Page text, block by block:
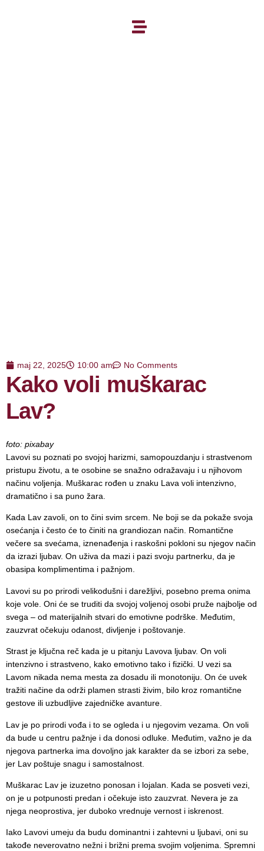
maj 22, 2025 10:00 am No Comments
Kako voli muškarac
Lav?
foto: pixabay
Lavovi su poznati po svojoj harizmi, samopouzdanju i strastvenom
pristupu životu, a te osobine se snažno odražavaju i u njihovom
načinu voljenja. Muškarac rođen u znaku Lava voli intenzivno,
dramatično i sa puno žara.
Kada Lav zavoli, on to čini svim srcem. Ne boji se da pokaže svoja
osećanja i često će to činiti na grandiozan način. Romantične
večere sa svećama, iznenađenja i raskošni pokloni su njegov način
da izrazi ljubav. On uživa da mazi i pazi svoju partnerku, da je
obasipa komplimentima i pažnjom.
Lavovi su po prirodi velikodušni i darežljivi, posebno prema onima
koje vole. Oni će se truditi da svojoj voljenoj osobi pruže najbolje od
svega – od materijalnih stvari do emotivne podrške. Međutim,
zauzvrat očekuju odanost, divljenje i poštovanje.
Strast je ključna reč kada je u pitanju Lavova ljubav. On voli
intenzivno i strastveno, kako emotivno tako i fizički. U vezi sa
Lavom nikada nema mesta za dosadu ili monotoniju. On će uvek
tražiti načine da održi plamen strasti živim, bilo kroz romantične
gestove ili uzbudljive zajedničke avanture.
Lav je po prirodi vođa i to se ogleda i u njegovim vezama. On voli
da bude u centru pažnje i da donosi odluke. Međutim, važno je da
njegova partnerka ima dovoljno jak karakter da se izbori za sebe,
jer Lav poštuje snagu i samostalnost.
Muškarac Lav je izuzetno ponosan i lojalan. Kada se posveti vezi,
on je u potpunosti predan i očekuje isto zauzvrat. Nevera je za
njega neoprostiva, jer duboko vrednuje vernost i iskrenost.
Iako Lavovi umeju da budu dominantni i zahtevni u ljubavi, oni su
takođe neverovatno nežni i brižni prema svojim voljenima. Spremni